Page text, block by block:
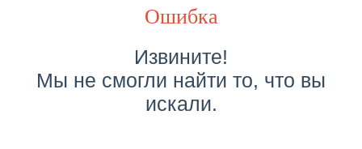
Ошибка
Извините!
Мы не смогли найти то, что вы
искали.